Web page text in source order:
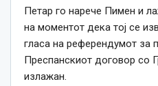
Петар го нарече Пимен и
на моментот дека тој се
гласа на референдумот за
Преспанскиот договор со
излажан.